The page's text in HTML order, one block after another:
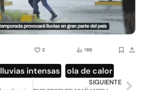
lluvias intensas ola de calor
SIGUIENTE